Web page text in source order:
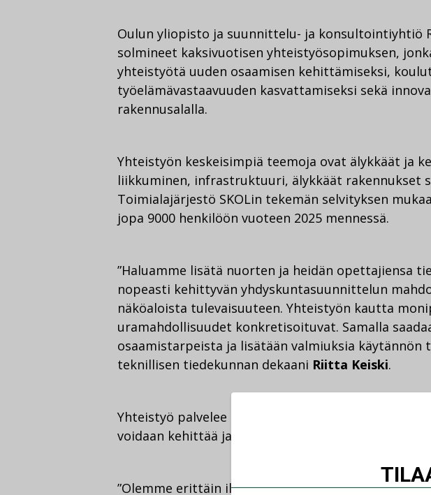
Oulun yliopisto ja suunnittelu- ja konsultointiyhtiö
solmineet kaksivuotisen yhteistyösopimuksen,
yhteistyötä uuden osaamisen kehittämiseksi,
työelämävastaavuuden kasvattamiseksi sekä
rakennusalalla.
Yhteistyön keskeisimpiä teemoja ovat älykkäät ja
liikkuminen, infrastruktuuri, älykkäät rakennukset
Toimialajärjestö SKOLin tekemän selvityksen
jopa 9000 henkilöön vuoteen 2025 mennessä.
”Haluamme lisätä nuorten ja heidän opettajiensa
nopeasti kehittyvän yhdyskuntasuunnittelun
näköaloista tulevaisuuteen. Yhteistyön kautta
uramahdollisuudet konkretisoituvat. Samalla
osaamistarpeista ja lisätään valmiuksia käytännön
teknillisen tiedekunnan dekaani Riitta Keiski.
Yhteistyö palvelee molempia osapuolia kun
voidaan kehittää ja jakaa puolin ja toisin.
”Olemme erittäin iloisia kumppanuutemme